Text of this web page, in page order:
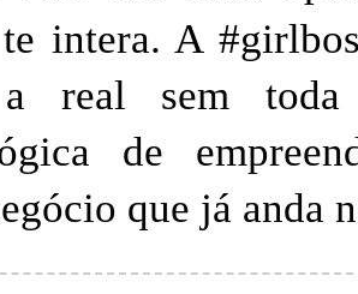
intera. A
a real sem
de
que já anda